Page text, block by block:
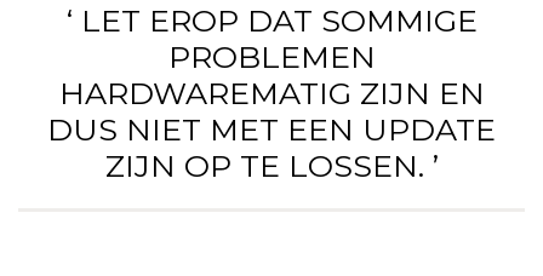
‘ LET EROP DAT SOMMIGE
PROBLEMEN
HARDWAREMATIG ZIJN EN
DUS NIET MET EEN UPDATE
ZIJN OP TE LOSSEN. ’